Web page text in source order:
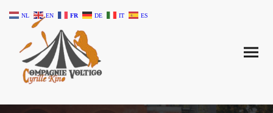
NL EN FR DE IT ES